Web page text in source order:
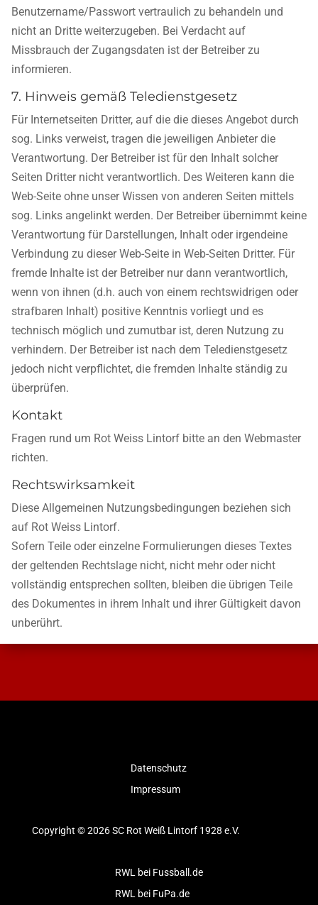
Benutzername/Passwort vertraulich zu behandeln und
nicht an Dritte weiterzugeben. Bei Verdacht auf
Missbrauch der Zugangsdaten ist der Betreiber zu
informieren.
7. Hinweis gemäß Teledienstgesetz
Für Internetseiten Dritter, auf die die dieses Angebot durch
sog. Links verweist, tragen die jeweiligen Anbieter die
Verantwortung. Der Betreiber ist für den Inhalt solcher
Seiten Dritter nicht verantwortlich. Des Weiteren kann die
Web-Seite ohne unser Wissen von anderen Seiten mittels
sog. Links angelinkt werden. Der Betreiber übernimmt keine
Verantwortung für Darstellungen, Inhalt oder irgendeine
Verbindung zu dieser Web-Seite in Web-Seiten Dritter. Für
fremde Inhalte ist der Betreiber nur dann verantwortlich,
wenn von ihnen (d.h. auch von einem rechtswidrigen oder
strafbaren Inhalt) positive Kenntnis vorliegt und es
technisch möglich und zumutbar ist, deren Nutzung zu
verhindern. Der Betreiber ist nach dem Teledienstgesetz
jedoch nicht verpflichtet, die fremden Inhalte ständig zu
überprüfen.
Kontakt
Fragen rund um Rot Weiss Lintorf bitte an den Webmaster
richten.
Rechtswirksamkeit
Diese Allgemeinen Nutzungsbedingungen beziehen sich
auf Rot Weiss Lintorf.
Sofern Teile oder einzelne Formulierungen dieses Textes
der geltenden Rechtslage nicht, nicht mehr oder nicht
vollständig entsprechen sollten, bleiben die übrigen Teile
des Dokumentes in ihrem Inhalt und ihrer Gültigkeit davon
unberührt.
Datenschutz
Impressum
Copyright © 2026 SC Rot Weiß Lintorf 1928 e.V.
RWL bei Fussball.de
RWL bei FuPa.de